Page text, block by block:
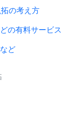
の考え方
の有料サービス
ど